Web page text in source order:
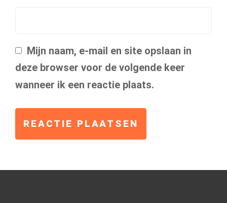
Mijn naam, e-mail en site opslaan in
deze browser voor de volgende keer
wanneer ik een reactie plaats.